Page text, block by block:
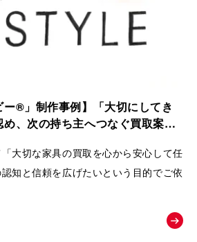
ー®」制作事例】「大切にしてき
、次の持ち主へつなぐ買取案内
大切な家具の買取を心から安心して任
知と信頼を広げたいという目的でご依
い叩くのではなく、家具が持つ歴史やお